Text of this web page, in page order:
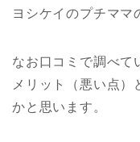
ヨシケイのプチママ
なお口コミで調べて
メリット（悪い点）
かと思います。